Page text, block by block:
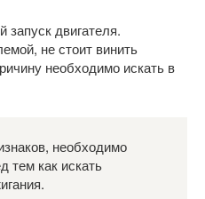
двигателя.
не стоит винить
необходимо искать в
необходимо
тем как искать